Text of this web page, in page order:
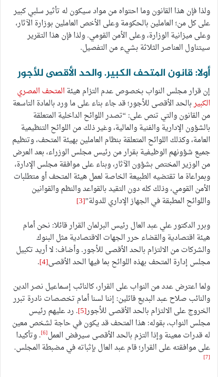
ولذا فإن هذا القانون وما احتواه من مواد سيكون له تأثير سلبي كبير
على كل من؛ العاملين بالحكومة وعلى الأخص العاملين بوزارة الآثار،
وعلى ميزانية الوزارة، وعلى الأمن القومي. ولذا فإن هذا التقرير
سيتناول العناصر الثلاثة بشيء من التفصيل.
أولا: قانون المتحف الكبير. والحد الأقصى للأجور
إن قرار مجلس النواب بخصوص عدم التزام هيئة المتحف المصري
الكبيربالحد الأقصى للأجور؛ قد جاء بناء على ما ورد بالمادة التاسعة
من القانون والتي تنص على: “تصدر اللوائح الداخلية المتعلقة
بالشؤون الإدارية والفنية والمالية، وغير ذلك من اللوائح التنظيمية
العامة، وكذلك اللوائح المتعلقة بنظام العاملين بهيئة المتحف، وتنظيم
جميع شؤونهم الوظيفية بقرار من رئيس مجلس الوزراء، بعد العرض
من الوزير المختص بشؤون الآثار، وبناء على موافقة مجلس الإدارة،
وبمراعاة ما تقتضيه الطبيعة الخاصة لعمل هيئة المتحف أو متطلبات
الأمن القومي، وذلك كله دون التقيد بالقواعد والنظم والقوانين
واللوائح المطبقة في الجهاز الإداري للدولة”[3]
وبرر الدكتور علي عبد العال رئيس البرلمان القرار قائلا: نحن أمام
هيئة اقتصادية والقضاء حرر الجهات الاقتصادية مثل البنوك
والشركات من الالتزام بالحد الأقصى للأجور. وأضاف: لا أريد تكبيل
مجلس إدارة المتحف بهذه اللوائح بما فيها الحد الأقصى[4]
.
ولما اعترض عدد من النواب على القرار، كالنائب إسماعيل نصر الدين
والنائب صلاح عبد البديع قائلين: إننا لسنا أمام تخصصات نادرة تبرر
الخروج على الالتزام بالحد الأقصى للأجور[5] . رد عليهم رئيس
مجلس النواب، بقوله: هذا المتحف قد يكون في حاجة لشخص معين
له قدرات معينة وإذا التزم بالحد الأقصى سيرفض العمل[6] . وتأكيدا
على موافقته على القرار؛ قام عبد العال بإثباته في مضبطة المجلس.
[7]